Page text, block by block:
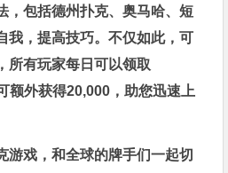
，包括德州扑克、奥马哈、短
我，提高技巧。不仅如此，可
所有玩家每日可以领取
额外获得20,000，助您迅速上
游戏，和全球的牌手们一起切